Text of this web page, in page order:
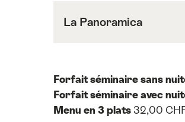
La Panoramica
Contenus
Panoramica
Forfait séminaire sans
Forfait séminaire avec
Menu en 3 plats 32,00